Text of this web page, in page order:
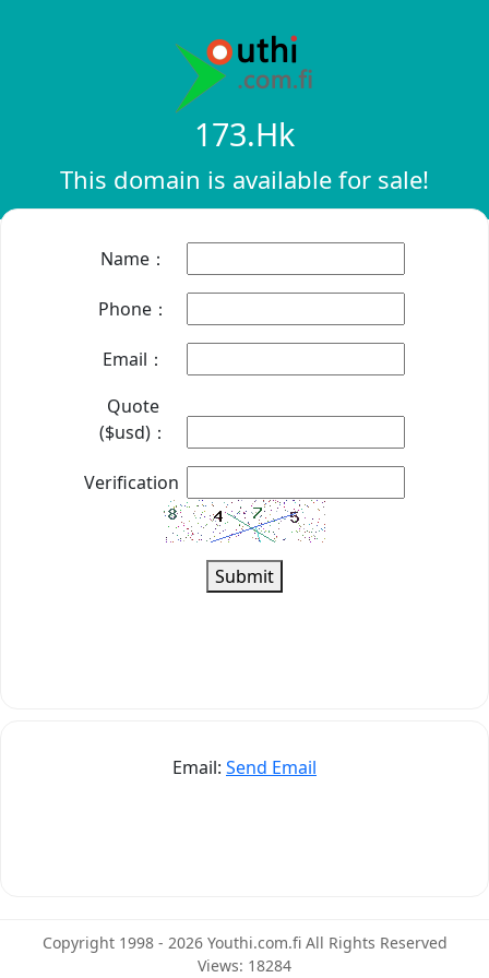
173.hk
This domain is available for sale!
Name：
Phone：
Email：
Quote
($usd)：
Verification：
Submit
Email: Send Email
Copyright 1998 - 2026 Youthi.com.fi All Rights Reserved
Views: 18284